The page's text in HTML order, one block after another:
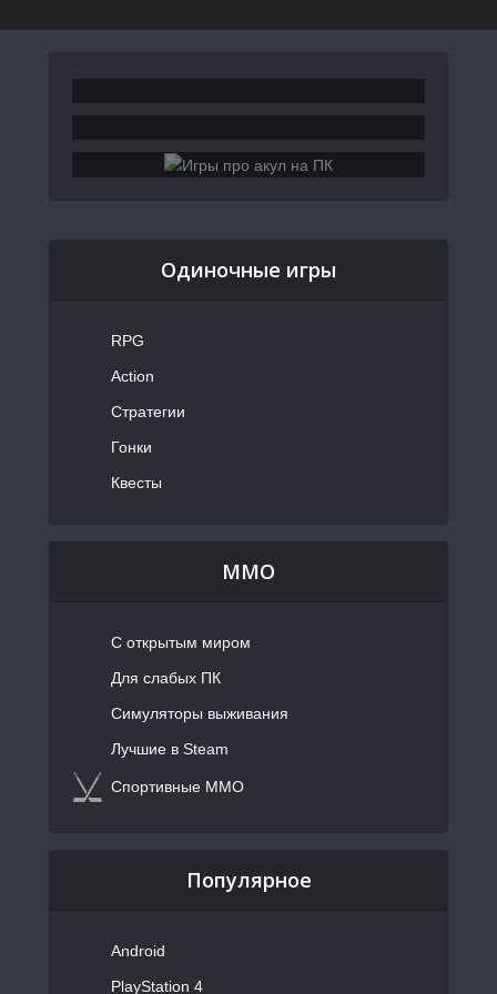
Одиночные игры
RPG
Action
Стратегии
Гонки
Квесты
MMO
С открытым миром
Для слабых ПК
Симуляторы выживания
Лучшие в Steam
Спортивные MMO
Популярное
Android
PlayStation 4